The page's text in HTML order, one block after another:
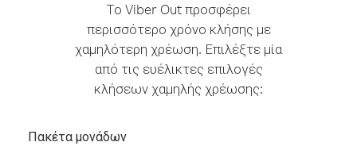
Το Viber Out προσφέρει
περισσότερο χρόνο κλήσης με
χαμηλότερη χρέωση. Επιλέξτε μία
από τις ευέλικτες επιλογές
κλήσεων χαμηλής χρέωσης:
Πακέτα μονάδων